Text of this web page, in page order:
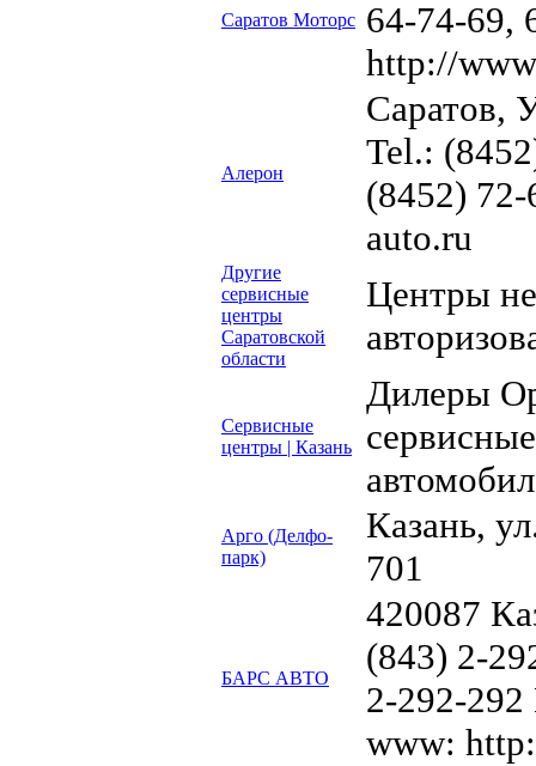
Саратов Моторс 64-74-69,
http://
Алерон
Саратов,
Tel.:
(8452)
auto.ru
Другие
сервисные
центры
Саратовской
области
Центры
Сервисные
центры | Казань
Дилеры
Арго (Делфо-
парк)
Казань,
701
БАРС АВТО
420087
(843) 2-
2-292-292
www: